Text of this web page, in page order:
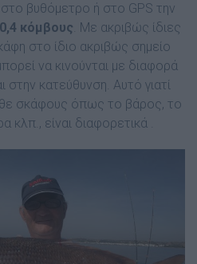
βυθόμετρο ή στο GPS την
κόμβους . Με ακριβώς ίδιες
στο ίδιο ακριβώς σημείο
να κινούνται με διαφορά
στην κατεύθυνση. Αυτό γιατί
σκάφους όπως το βάρος, το
κλπ., είναι διαφορετικά .